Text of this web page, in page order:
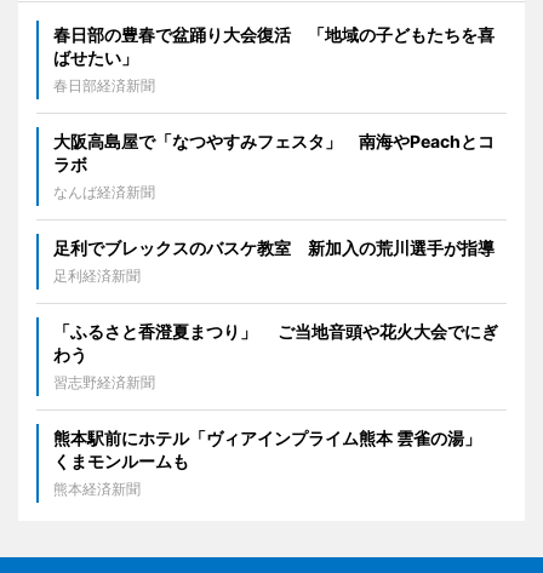
春日部の豊春で盆踊り大会復活 「地域の子どもたちを喜
ばせたい」
春日部経済新聞
大阪高島屋で「なつやすみフェスタ」 南海やPeachとコ
ラボ
なんば経済新聞
足利でブレックスのバスケ教室 新加入の荒川選手が指導
足利経済新聞
「ふるさと香澄夏まつり」 ご当地音頭や花火大会でにぎ
わう
習志野経済新聞
熊本駅前にホテル「ヴィアインプライム熊本 雲雀の湯」
くまモンルームも
熊本経済新聞